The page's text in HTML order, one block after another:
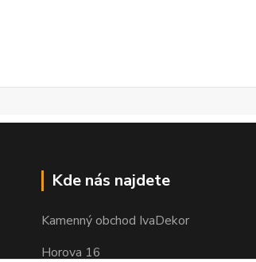
Kde nás najdete
Kamenný obchod IvaDekor
Horova 16